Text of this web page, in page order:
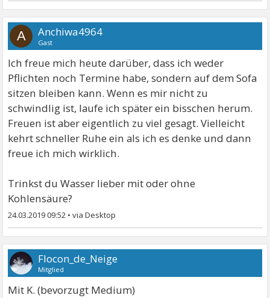
A Anchiwa4964
Gast
Ich freue mich heute darüber, dass ich weder
Pflichten noch Termine habe, sondern auf dem Sofa
sitzen bleiben kann. Wenn es mir nicht zu
schwindlig ist, laufe ich später ein bisschen herum.
Freuen ist aber eigentlich zu viel gesagt. Vielleicht
kehrt schneller Ruhe ein als ich es denke und dann
freue ich mich wirklich.
Trinkst du Wasser lieber mit oder ohne
Kohlensäure?
24.03.2019 09:52 •
Flocon_de_Neige
Mitglied
Mit K. (bevorzugt Medium)